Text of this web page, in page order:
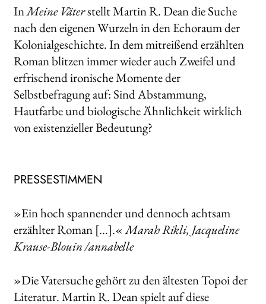
InMeine Väterstellt Martin R. Dean die Suche
nach den eigenen Wurzeln in den Echoraum der
Kolonialgeschichte. In dem mitreißend erzählten
Roman blitzen immer wieder auch Zweifel und
erfrischend ironische Momente der
Selbstbefragung auf: Sind Abstammung,
Hautfarbe und biologische Ähnlichkeit wirklich
von existenzieller Bedeutung?
PRESSESTIMMEN
»Ein hoch spannender und dennoch achtsam
erzählter Roman [...].«Marah Rikli, Jacqueline
Krause-Blouin /annabelle
»Die Vatersuche gehört zu den ältesten Topoi der
Literatur. Martin R. Dean spielt auf diese